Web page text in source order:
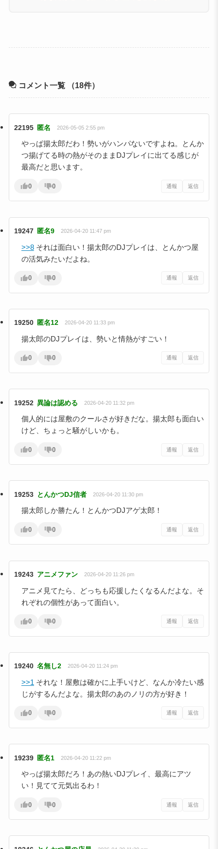
コメント一覧 （18件）
22195 匿名 2026-05-05 2:55 pm
やっぱ揚太郎だわ！勢いがハンパないですよね。とんか
つ揚げてる時の熱がそのままDJプレイに出てる感じが
最高だと思います。
0 0 通報 返信
19247 匿名9 2026-04-20 11:47 pm
>>8それは面白い！揚太郎のDJプレイは、とんかつ屋
の活気みたいだよね。
0 0 通報 返信
19250 匿名12 2026-04-20 11:33 pm
揚太郎のDJプレイは、勢いと情熱がすごい！
0 0 通報 返信
19252 異論は認める 2026-04-20 11:32 pm
個人的には屋敷のクールさが好きだな。揚太郎も面白い
けど、ちょっと騒がしいかも。
0 0 通報 返信
19253 とんかつDJ信者 2026-04-20 11:30 pm
揚太郎しか勝たん！とんかつDJアゲ太郎！
0 0 通報 返信
19243 アニメファン 2026-04-20 11:26 pm
アニメ見てたら、どっちも応援したくなるんだよな。そ
れぞれの個性があって面白い。
0 0 通報 返信
19240 名無し2 2026-04-20 11:24 pm
>>1 それな！屋敷は確かに上手いけど、なんか冷たい感
じがするんだよな。揚太郎のあのノリの方が好き！
0 0 通報 返信
19239 匿名1 2026-04-20 11:22 pm
やっぱ揚太郎だろ！あの熱いDJプレイ、最高にアツ
い！見てて元気出るわ！
0 0 通報 返信